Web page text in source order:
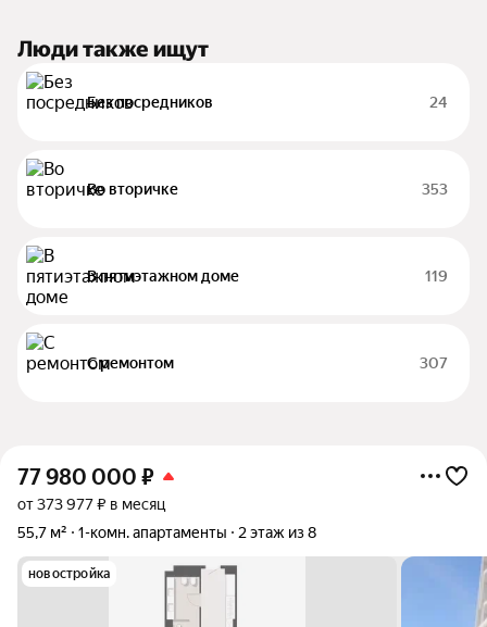
Люди также ищут
Без посредников 24
Во вторичке 353
В пятиэтажном доме 119
С ремонтом 307
77 980 000 ₽
от 373 977 ₽ в месяц
55,7 м²
1-комн. апартаменты 2 этаж из 8
новостройка